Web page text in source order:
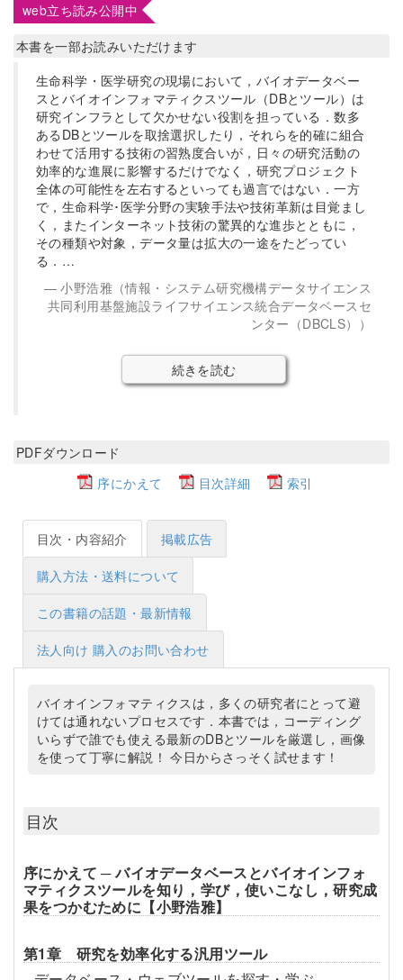
web立ち読み公開中
本書を一部お読みいただけます
生命科学・医学研究の現場において，バイオデータベー
スとバイオインフォマティクスツール（DBとツール）は
研究インフラとして欠かせない役割を担っている．数多
あるDBとツールを取捨選択したり，それらを的確に組合
わせて活用する技術の習熟度合いが，日々の研究活動の
効率的な進展に影響するだけでなく，研究プロジェクト
全体の可能性を左右するといっても過言ではない．一方
で，生命科学･医学分野の実験手法や技術革新は目覚まし
く，またインターネット技術の驚異的な進歩とともに，
その種類や対象，データ量は拡大の一途をたどってい
る．…
小野浩雅（情報・システム研究機構データサイエンス
共同利用基盤施設ライフサイエンス統合データベースセ
ンター（DBCLS））
続きを読む
PDFダウンロード
序にかえて
目次詳細 索引
目次・内容紹介 掲載広告
購入方法・送料について
この書籍の話題・最新情報
法人向け 購入のお問い合わせ
バイオインフォマティクスは，多くの研究者にとって避
けては通れないプロセスです．本書では，コーディング
いらずで誰でも使える最新のDBとツールを厳選し，画像
を使って丁寧に解説！ 今日からさっそく試せます！
目次
序にかえて ─ バイオデータベースとバイオインフォ
マティクスツールを知り，学び，使いこなし，研究成
果をつかむために【小野浩雅】
第1章 研究を効率化する汎用ツール